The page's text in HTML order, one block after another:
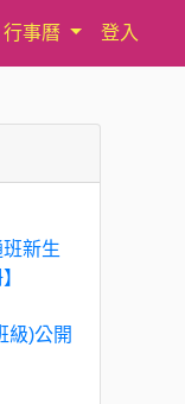
行事曆 登入
新生
級)公開